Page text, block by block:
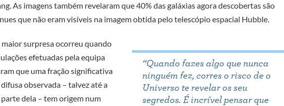
As imagens também revelaram que 40% das galáxias agora descobertas são
que não eram visíveis na imagem obtida pelo telescópio espacial Hubble.
“Quando fazes algo que nunca
ninguém fez, corres o risco de o
Universo te revelar os seu
segredos. É incrível pensar que
maior surpresa ocorreu quando
efetuadas pela equipa
que uma fração significativa
observada – talvez até a
dela – tem origem num